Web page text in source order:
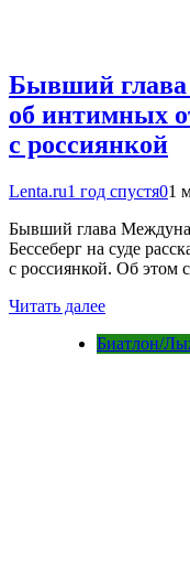
Бывший глава
об интимных
с россиянкой
Lenta.ru1 год спустя01
Бывший глава
Бессеберг на суде
с россиянкой. Об этом
Читать далее
Биатлон/